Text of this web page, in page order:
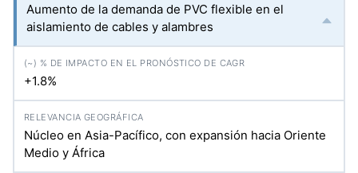
Aumento de la demanda de PVC flexible en el
aislamiento de cables y alambres
+1.8%
Núcleo en Asia-Pacífico, con expansión hacia Oriente
Medio y África